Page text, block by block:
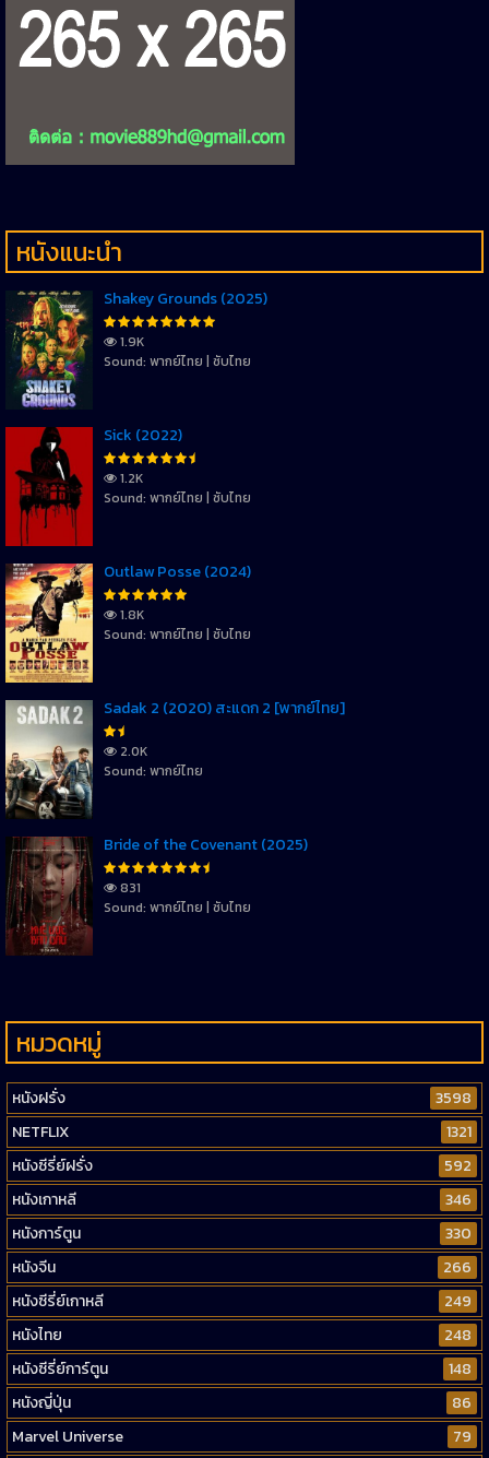
หนังแนะนำ
Shakey Grounds (2025)
1.9K
Sound: พากย์ไทย | ซับไทย
Sick (2022)
1.2K
Sound: พากย์ไทย | ซับไทย
Outlaw Posse (2024)
1.8K
Sound: พากย์ไทย | ซับไทย
Sadak 2 (2020) สะแดก 2 [พากย์ไทย]
2.0K
Sound: พากย์ไทย
Bride of the Covenant (2025)
831
Sound: พากย์ไทย | ซับไทย
หมวดหมู่
หนังฝรั่ง
3598
NETFLIX
1321
หนังซีรี่ย์ฝรั่ง
592
หนังเกาหลี
346
หนังการ์ตูน
330
หนังจีน
266
หนังซีรี่ย์เกาหลี
249
หนังไทย
248
หนังซีรี่ย์การ์ตูน
148
หนังญี่ปุ่น
86
Marvel Universe
79